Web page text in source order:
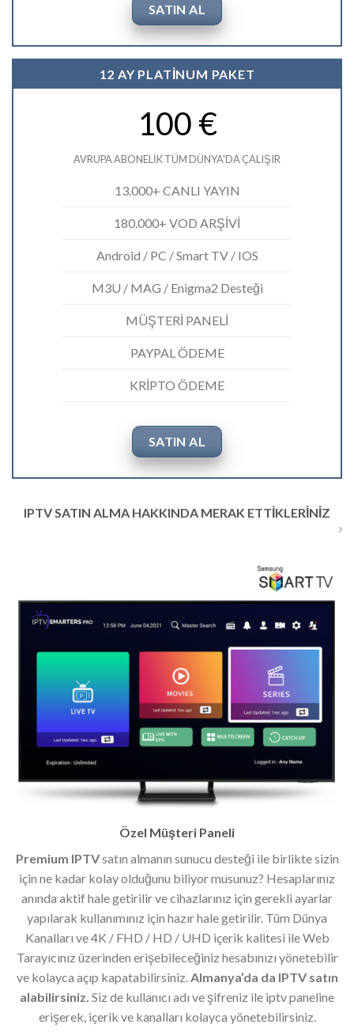
SATIN AL
12 AY PLATİNUM PAKET
100 €
AVRUPA ABONELİK TÜM DÜNYA'DA ÇALIŞIR
13.000+ CANLI YAYIN
180.000+ VOD ARŞİVİ
Android / PC / Smart TV / IOS
M3U / MAG / Enigma2 Desteği
MÜŞTERİ PANELİ
PAYPAL ÖDEME
KRİPTO ÖDEME
SATIN AL
IPTV SATIN ALMA HAKKINDA MERAK ETTIKLERINIZ
Özel Müşteri Paneli
Premium IPTVsatın almanın sunucu desteği ile birlikte sizin
için ne kadar kolay olduğunu biliyor musunuz? Hesaplarınız
anında aktif hale getirilir ve cihazlarınız için gerekli ayarlar
yapılarak kullanımınız için hazır hale getirilir. Tüm Dünya
Kanalları ve 4K / FHD / HD / UHD içerik kalitesi ile Web
Tarayıcınız üzerinden erişebileceğiniz hesabınızı yönetebilir
ve kolayca açıp kapatabilirsiniz. Almanya’da da IPTV satın
alabilirsiniz. Siz de kullanıcı adı ve şifreniz ile iptv paneline
erişerek, içerik ve kanalları kolayca yönetebilirsiniz.